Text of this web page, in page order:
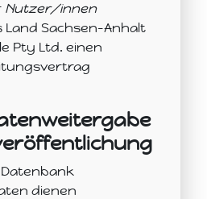
Nutzer/innen
Land Sachsen-Anhalt
Pty Ltd. einen
Datenbank
dienen